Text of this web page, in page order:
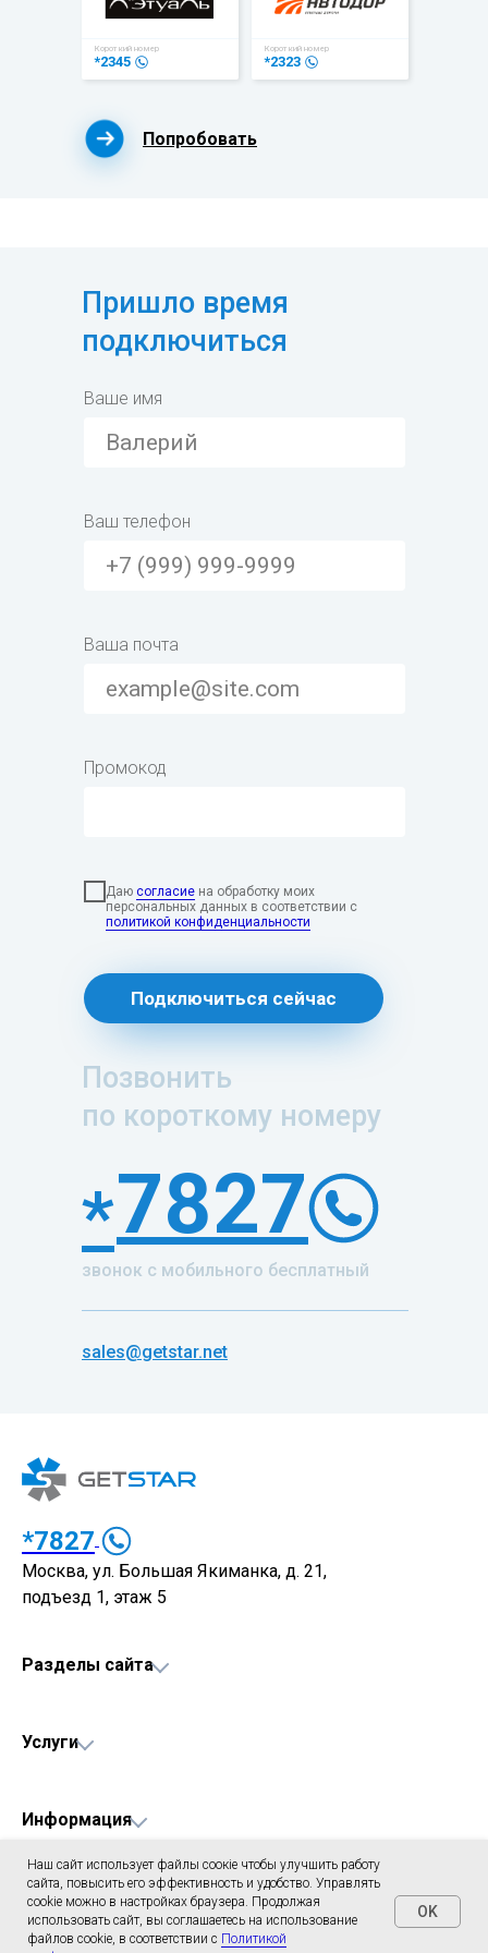
Наш сайт использует файлы соокіе чтобы улучшить работу
сайта, повысить его эффективность и удобство. Управлять
cookie можно в настройках браузера. Продолжая
использовать сайт, вы соглашаетесь на использование
файлов cookie, в соответствии с Политикой
OK
Попробовать
*2323
Короткий номер
Короткий номер
*2345
звонок с мобильного бесплатный
Пришло время
подключиться
Ваше имя
Ваш телефон
Ваша почта
Промокод
Даю согласие на обработку моих
персональных данных в соответствии с
политикой конфиденциальности
Подключиться сейчас
Позвонить
по короткому номеру
7827
*
sales@getstar.net
*7827
Москва, ул. Большая Якиманка, д. 21,
подъезд 1, этаж 5
Разделы сайта
Услуги
Информация
© 2026 GetStar. Короткие номера для бизнеса. Все права защищены